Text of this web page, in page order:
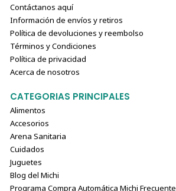
Contáctanos aquí
Información de envíos y retiros
Política de devoluciones y reembolso
Términos y Condiciones
Política de privacidad
Acerca de nosotros
CATEGORIAS PRINCIPALES
Alimentos
Accesorios
Arena Sanitaria
Cuidados
Juguetes
Blog del Michi
Programa Compra Automática Michi Frecuente